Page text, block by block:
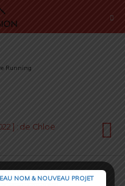
Running
] : de Chloë
NOM & NOUVEAU PROJET